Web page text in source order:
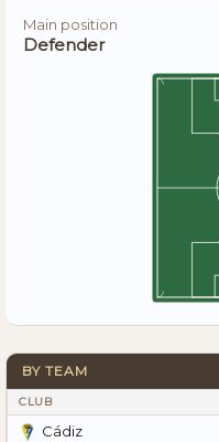
Main position
Defender
BY TEAM
CLUB
Cádiz